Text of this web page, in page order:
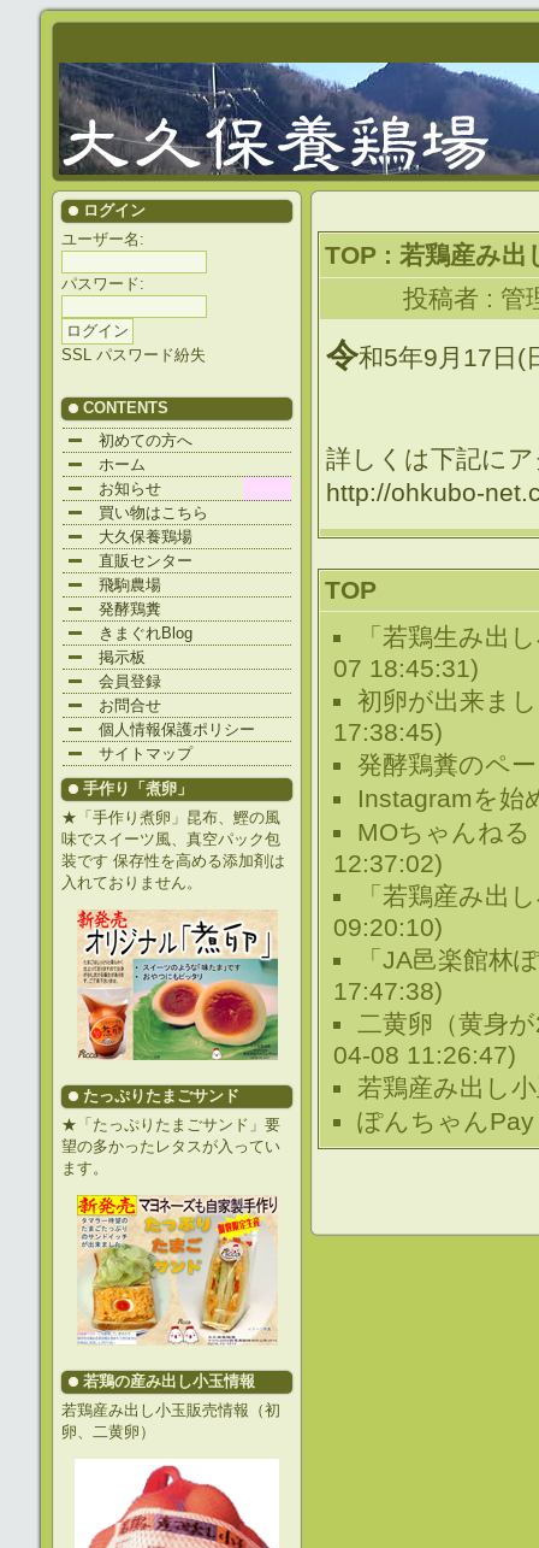
ログイン
ユーザー名:
パスワード:
SSL パスワード紛失
CONTENTS
初めての方へ
ホーム
お知らせ
買い物はこちら
大久保養鶏場
直販センター
飛駒農場
発酵鶏糞
きまぐれBlog
掲示板
会員登録
お問合せ
個人情報保護ポリシー
サイトマップ
手作り「煮卵」
★「手作り煮卵」昆布、鰹の風
味でスイーツ風、真空パック包
装です 保存性を高める添加剤は
入れておりません。
たっぷりたまごサンド
★「たっぷりたまごサンド」要
望の多かったレタスが入ってい
ます。
若鶏の産み出し小玉情報
若鶏産み出し小玉販売情報（初
卵、二黄卵）
TOP : 若鶏産み出
投稿者 : 管
令和5年9月17日(
詳しくは下記に
http://ohkubo-
TOP
「若鶏生み出
07 18:45:31)
初卵が出来ま
17:38:45)
発酵鶏糞のペ
Instagramを始
MOちゃんねる
12:37:02)
「若鶏産み出
09:20:10)
「JA邑楽館林
17:47:38)
二黄卵（黄身
04-08 11:26:47)
若鶏産み出し
ぽんちゃん